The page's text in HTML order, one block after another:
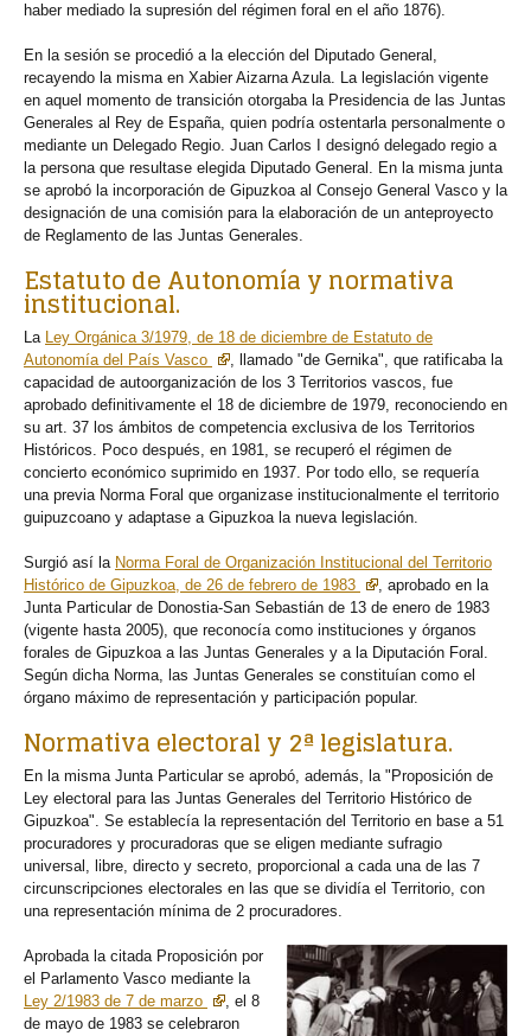
haber mediado la supresión del régimen foral en el año 1876).
En la sesión se procedió a la elección del Diputado General,
recayendo la misma en Xabier Aizarna Azula. La legislación vigente
en aquel momento de transición otorgaba la Presidencia de las Juntas
Generales al Rey de España, quien podría ostentarla personalmente o
mediante un Delegado Regio. Juan Carlos I designó delegado regio a
la persona que resultase elegida Diputado General. En la misma junta
se aprobó la incorporación de Gipuzkoa al Consejo General Vasco y la
designación de una comisión para la elaboración de un anteproyecto
de Reglamento de las Juntas Generales.
Estatuto de Autonomía y normativa
institucional.
La Ley Orgánica 3/1979, de 18 de diciembre de Estatuto de
Autonomía del País Vasco
, llamado "de Gernika", que ratificaba la
capacidad de autoorganización de los 3 Territorios vascos, fue
aprobado definitivamente el 18 de diciembre de 1979, reconociendo en
su art. 37 los ámbitos de competencia exclusiva de los Territorios
Históricos. Poco después, en 1981, se recuperó el régimen de
concierto económico suprimido en 1937. Por todo ello, se requería
una previa Norma Foral que organizase institucionalmente el territorio
guipuzcoano y adaptase a Gipuzkoa la nueva legislación.
Surgió así la Norma Foral de Organización Institucional del Territorio
Histórico de Gipuzkoa, de 26 de febrero de 1983
, aprobado en la
Junta Particular de Donostia-San Sebastián de 13 de enero de 1983
(vigente hasta 2005), que reconocía como instituciones y órganos
forales de Gipuzkoa a las Juntas Generales y a la Diputación Foral.
Según dicha Norma, las Juntas Generales se constituían como el
órgano máximo de representación y participación popular.
Normativa electoral y 2ª legislatura.
En la misma Junta Particular se aprobó, además, la "Proposición de
Ley electoral para las Juntas Generales del Territorio Histórico de
Gipuzkoa". Se establecía la representación del Territorio en base a 51
procuradores y procuradoras que se eligen mediante sufragio
universal, libre, directo y secreto, proporcional a cada una de las 7
circunscripciones electorales en las que se dividía el Territorio, con
una representación mínima de 2 procuradores.
Aprobada la citada Proposición por
el Parlamento Vasco mediante la
Ley 2/1983 de 7 de marzo
, el 8
de mayo de 1983 se celebraron